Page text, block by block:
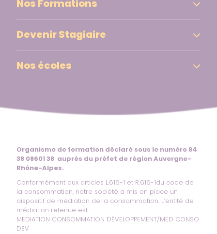
Nos Formations
Devenir Stagiaire
Nos écoles
Organisme de formation déclaré sous le numéro 84
38 08601 38 auprès du préfet de région Auvergne-
Rhône-Alpes.
Conformément aux articles L.616-1 et R.616-1du code de
la consommation, notre société a mis en place un
dispositif de médiation de la consommation. L’entité de
médiation retenue est :
MEDIATION CONSOMMATION DÉVELOPPEMENT/MED CONSO
DEV